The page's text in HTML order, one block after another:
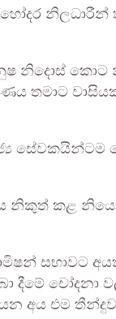
නිදොස් කොට
තමාට
කළ
සභාවට
දීමේ චෝදනා
අය එම